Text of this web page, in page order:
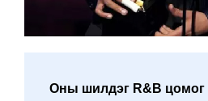
Оны шилдэг R&B цомог